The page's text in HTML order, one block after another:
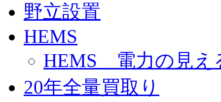
野立設置
HEMS
HEMS 電力の見え
20年全量買取り